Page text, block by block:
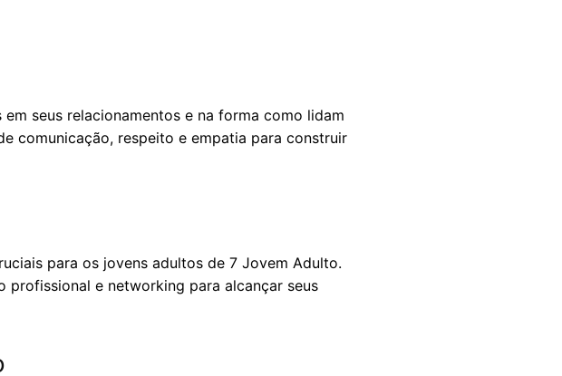
seus relacionamentos e na forma como lidam
comunicação, respeito e empatia para construir
para os jovens adultos de 7 Jovem Adulto.
profissional e networking para alcançar seus